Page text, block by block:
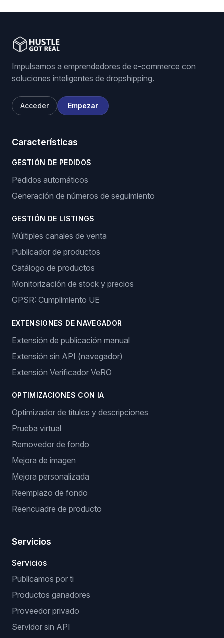
Impulsamos a emprendedores de e-commerce con
soluciones inteligentes de dropshipping.
Acceder Empezar
Características
GESTIÓN DE PEDIDOS
Pedidos automáticos
Generación de números de seguimiento
GESTIÓN DE LISTINGS
Múltiples canales de venta
Publicador de productos
Catálogo de productos
Monitorización de stock y precios
GPSR: Cumplimiento UE
EXTENSIONES DE NAVEGADOR
Extensión de publicación manual
Extensión sin API (navegador)
Extensión Verificador VeRO
OPTIMIZACIONES CON IA
Optimizador de títulos y descripciones
Prueba virtual
Removedor de fondo
Mejora de imagen
Mejora personalizada
Reemplazo de fondo
Reencuadre de producto
Servicios
Servicios
Publicamos por ti
Productos ganadores
Proveedor privado
Servidor sin API